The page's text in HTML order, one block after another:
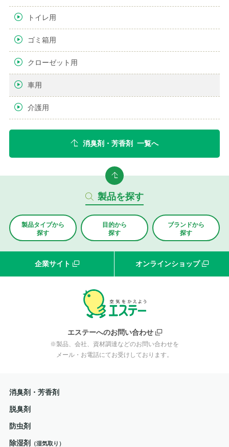
トイレ用
ゴミ箱用
クローゼット用
車用
介護用
消臭剤・芳香剤 一覧へ
製品を探す
製品タイプから
探す
目的から
探す
ブランドから
探す
企業サイト オンラインショップ
エステーへのお問い合わせ
※製品、会社、資材調達などのお問い合わせを
メール・お電話にてお受けしております。
消臭剤・芳香剤
脱臭剤
防虫剤
除湿剤 （湿気取り）